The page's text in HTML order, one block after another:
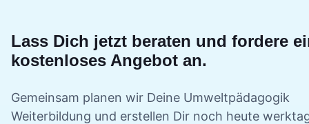
Lass Dich jetzt beraten und fordere
kostenloses Angebot an.
Gemeinsam planen wir Deine Umweltpädagogik
Weiterbildung und erstellen Dir noch heute